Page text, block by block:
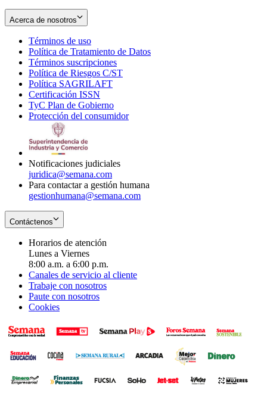
Acerca de nosotros
Términos de uso
in
new
window
Política de Tratamiento de Datos
Términos suscripciones
in
Política de Riesgos C/ST
Política SAGRILAFT
new
window
Certificación ISSN
in
new
TyC Plan de Gobierno
in
Protección del consumidorOpens
Notificaciones judiciales
juridica@semana.com
Para contactar a gestión humana
gestionhumana@semana.com
Contáctenos
Horarios de atención
Lunes a Viernes
8:00 a.m. a 6:00 p.m.
Canales de servicio al cliente
Trabaje con nosotros
Paute con nosotros
Cookies